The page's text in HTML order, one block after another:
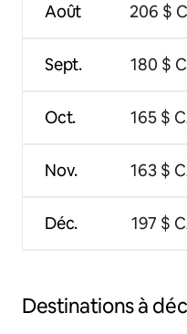
Août
Sept.
Oct.
Nov.
Déc.
206 $
180 $
165 $
163 $
197 $
Destinations à